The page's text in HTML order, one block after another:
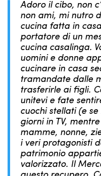
Adoro il cibo, non
non ami, mi nutro
cucina fatta in
portatore di un
cucina casalinga.
uomini e donne
cucinare in casa
tramandate dalle
trasferirle ai figli.
unitevi e fate
cuochi stellati (e
giorni in TV,
mamme, nonne,
i veri protagonisti
patrimonio
valorizzato. Il